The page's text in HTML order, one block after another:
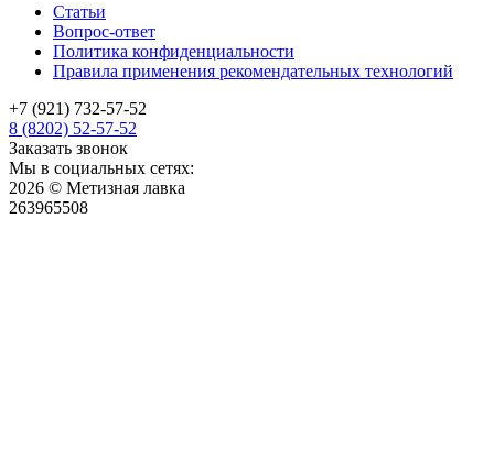
Статьи
Вопрос-ответ
Политика конфиденциальности
Правила применения рекомендательных технологий
+7 (921) 732-57-52
8 (8202) 52-57-52
Заказать звонок
Мы в социальных сетях:
2026 © Метизная лавка
263965508